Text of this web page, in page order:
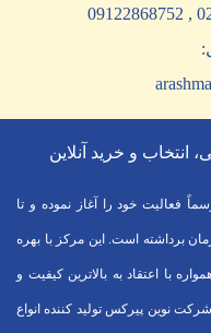
انتخاب و خرید آنلاین
تولیدی نوین پیرکس " در سال ۱۳۸۲ رسماً فعالیت خود را آغاز نموده و تا
برداشته است. این مرکز با بهره
با اعتقاد به بالاترین کیفیت و
نوین پیرکس تولید کننده انواع